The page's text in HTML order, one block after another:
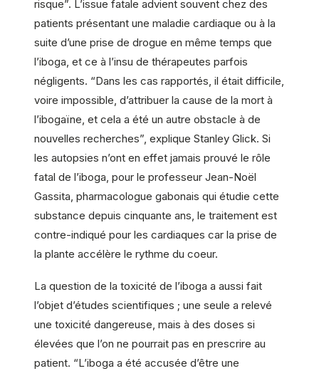
risque”. L’issue fatale advient souvent chez des
patients présentant une maladie cardiaque ou à la
suite d’une prise de drogue en même temps que
l’iboga, et ce à l’insu de thérapeutes parfois
négligents. “Dans les cas rapportés, il était difficile,
voire impossible, d’attribuer la cause de la mort à
l’ibogaïne, et cela a été un autre obstacle à de
nouvelles recherches”, explique Stanley Glick. Si
les autopsies n’ont en effet jamais prouvé le rôle
fatal de l’iboga, pour le professeur Jean-Noël
Gassita, pharmacologue gabonais qui étudie cette
substance depuis cinquante ans, le traitement est
contre-indiqué pour les cardiaques car la prise de
la plante accélère le rythme du coeur.
La question de la toxicité de l’iboga a aussi fait
l’objet d’études scientifiques ; une seule a relevé
une toxicité dangereuse, mais à des doses si
élevées que l’on ne pourrait pas en prescrire au
patient. “L’iboga a été accusée d’être une